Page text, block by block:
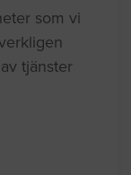
som vi
tjänster